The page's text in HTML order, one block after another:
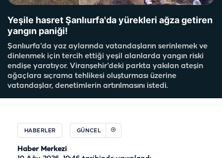
Yeşile hasret Şanlıurfa'da yürekleri ağza getiren
yangın paniği!
Şanlıurfa’da yaz aylarında vatandaşların serinlemek ve
dinlenmek için tercih ettiği yeşil alanlarda yangın riski
endişe yaratıyor. Viranşehir’deki parkta yakılan ateşin
ağaçlara sıçrama tehlikesi oluşturması üzerine
vatandaşlar, denetimlerin artırılmasını istedi.
HABERLER GÜNCEL
Haber Merkezi